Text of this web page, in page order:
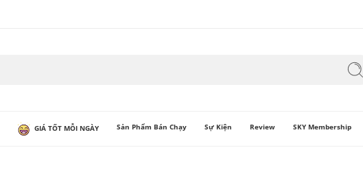
GIÁ TỐT MỖI NGÀY Sản Phẩm Bán Chạy Sự Kiện Review SKY Membership